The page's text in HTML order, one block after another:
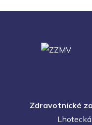
Zdravotnické